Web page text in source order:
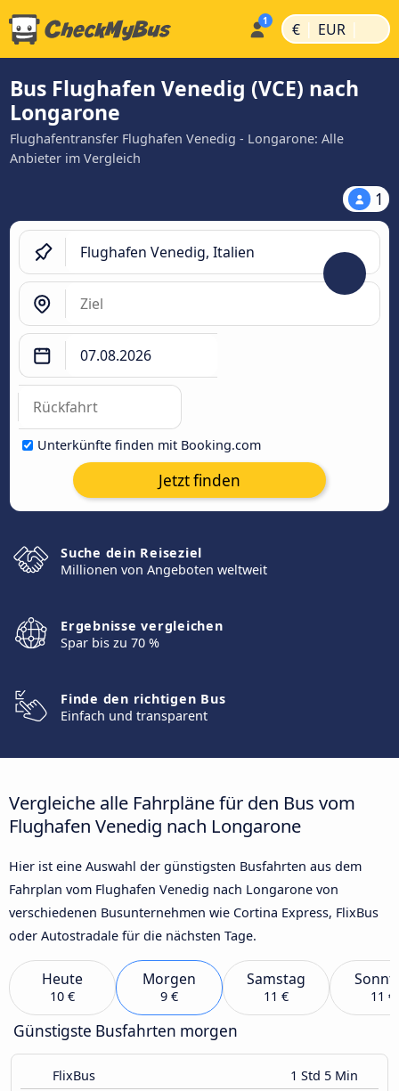
€ | EUR |
Bus Flughafen Venedig (VCE) nach
Longarone
Flughafentransfer Flughafen Venedig - Longarone: Alle
Anbieter im Vergleich
1
Unterkünfte finden mit Booking.com
Jetzt finden
Suche dein Reiseziel
Millionen von Angeboten weltweit
Ergebnisse vergleichen
Spar bis zu 70 %
Finde den richtigen Bus
Einfach und transparent
Vergleiche alle Fahrpläne für den Bus vom
Flughafen Venedig nach Longarone
Hier ist eine Auswahl der günstigsten Busfahrten aus dem
Fahrplan vom Flughafen Venedig nach Longarone von
verschiedenen Busunternehmen wie Cortina Express, FlixBus
oder Autostradale für die nächsten Tage.
Heute
10 €
Morgen
9 €
Samstag
11 € 11 €
Günstigste Busfahrten morgen
FlixBus 1 Std 5 Min